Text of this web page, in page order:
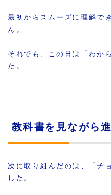
最初からスムーズに理解で
ん。
それでも、この日は「わか
た。
教科書を見ながら
次に取り組んだのは、「チ
した。